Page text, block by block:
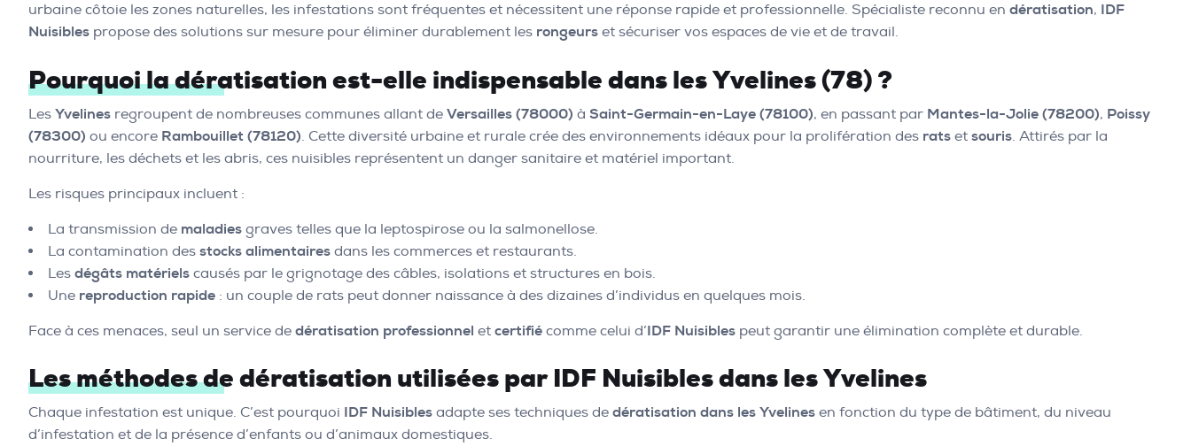
urbaine côtoie les zones naturelles, les infestations sont fréquentes et nécessitent une réponse rapide et professionnelle. Spécialiste reconnu en dératisation, IDF
Nuisibles propose des solutions sur mesure pour éliminer durablement les rongeurs et sécuriser vos espaces de vie et de travail.
Pourquoi la dératisation est-elle indispensable dans les Yvelines (78) ?
Les Yvelines regroupent de nombreuses communes allant de Versailles (78000) à Saint-Germain-en-Laye (78100), en passant par Mantes-la-Jolie (78200), Poissy
(78300) ou encore Rambouillet (78120). Cette diversité urbaine et rurale crée des environnements idéaux pour la prolifération des rats et souris. Attirés par la
nourriture, les déchets et les abris, ces nuisibles représentent un danger sanitaire et matériel important.
Les risques principaux incluent :
La transmission de maladies graves telles que la leptospirose ou la salmonellose.
La contamination des stocks alimentaires dans les commerces et restaurants.
Les dégâts matériels causés par le grignotage des câbles, isolations et structures en bois.
Une reproduction rapide : un couple de rats peut donner naissance à des dizaines d’individus en quelques mois.
Face à ces menaces, seul un service de dératisation professionnel et certifié comme celui d’IDF Nuisibles peut garantir une élimination complète et durable.
Les méthodes de dératisation utilisées par IDF Nuisibles dans les Yvelines
Chaque infestation est unique. C’est pourquoi IDF Nuisibles adapte ses techniques de dératisation dans les Yvelines en fonction du type de bâtiment, du niveau
d’infestation et de la présence d’enfants ou d’animaux domestiques.